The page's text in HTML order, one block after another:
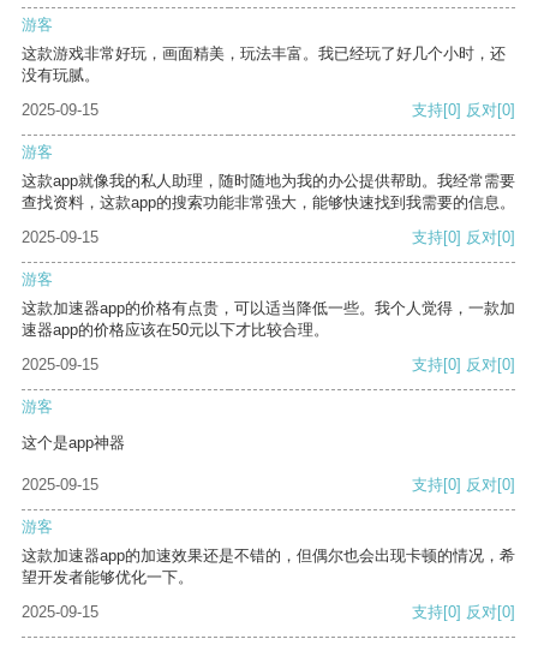
游客
这款游戏非常好玩，画面精美，玩法丰富。我已经玩了好几个小时，还
没有玩腻。
2025-09-15
支持[0] 反对[0]
游客
这款app就像我的私人助理，随时随地为我的办公提供帮助。我经常需要
查找资料，这款app的搜索功能非常强大，能够快速找到我需要的信息。
2025-09-15
支持[0] 反对[0]
游客
这款加速器app的价格有点贵，可以适当降低一些。我个人觉得，一款加
速器app的价格应该在50元以下才比较合理。
2025-09-15
支持[0] 反对[0]
游客
这个是app神器
2025-09-15 支持[0] 反对[0]
游客
这款加速器app的加速效果还是不错的，但偶尔也会出现卡顿的情况，希
望开发者能够优化一下。
2025-09-15
支持[0] 反对[0]